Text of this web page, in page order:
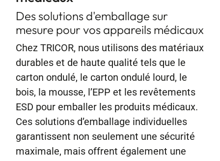
Des solutions d'emballage sur
mesure pour vos appareils médicaux
Chez TRICOR, nous utilisons des matériaux
durables et de haute qualité tels que le
carton ondulé, le carton ondulé lourd, le
bois, la mousse, l’EPP et les revêtements
ESD pour emballer les produits médicaux.
Ces solutions d’emballage individuelles
garantissent non seulement une sécurité
maximale, mais offrent également une